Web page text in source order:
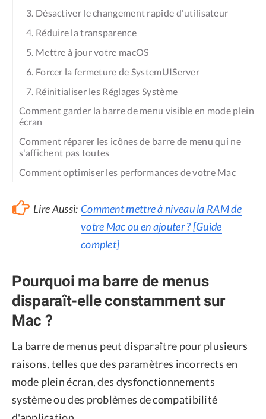
3. Désactiver le changement rapide d'utilisateur
4. Réduire la transparence
5. Mettre à jour votre macOS
6. Forcer la fermeture de SystemUIServer
7. Réinitialiser les Réglages Système
Comment garder la barre de menu visible en mode plein
écran
Comment réparer les icônes de barre de menu qui ne
s'affichent pas toutes
Comment optimiser les performances de votre Mac
Lire Aussi: Comment mettre à niveau la RAM de
votre Mac ou en ajouter ? [Guide
complet]
Pourquoi ma barre de menus
disparaît-elle constamment sur
Mac ?
La barre de menus peut disparaître pour plusieurs
raisons, telles que des paramètres incorrects en
mode plein écran, des dysfonctionnements
système ou des problèmes de compatibilité